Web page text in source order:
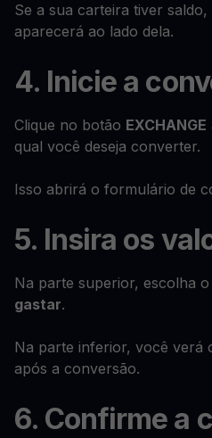
Se a sua carteira tiver
aparecerá ao lado dela.
4. Inicie a
Clique no botão EXCHANGE
qual você deseja converter.
Isso abrirá o formulário de
5. Insira os
Na parte superior, escolha o
gastar.
Na parte inferior, você verá
após a conversão.
6. Confirme a